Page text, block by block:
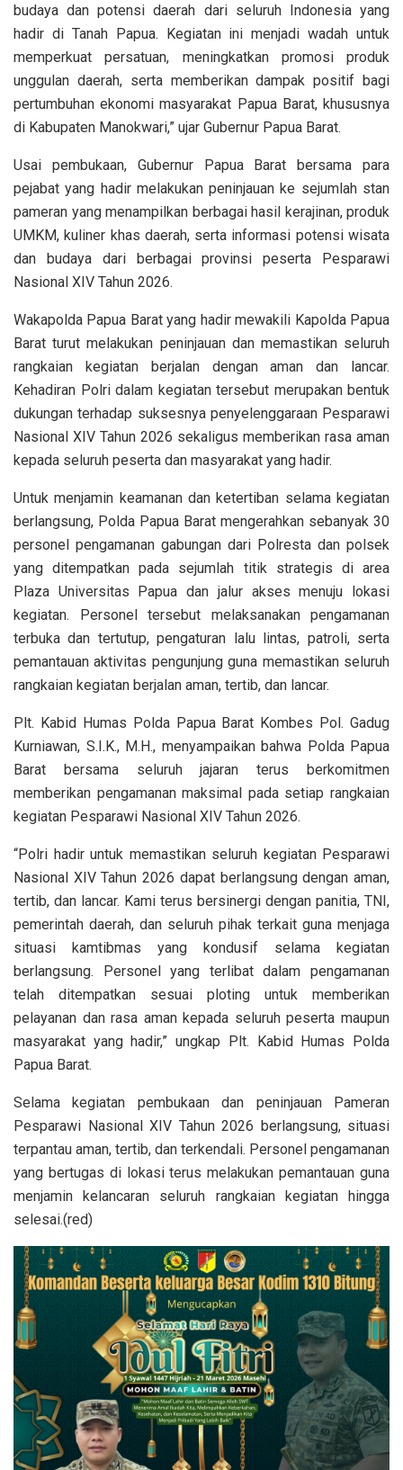
budaya dan potensi daerah dari seluruh Indonesia yang
hadir di Tanah Papua. Kegiatan ini menjadi wadah untuk
memperkuat persatuan, meningkatkan promosi produk
unggulan daerah, serta memberikan dampak positif bagi
pertumbuhan ekonomi masyarakat Papua Barat, khususnya
di Kabupaten Manokwari,” ujar Gubernur Papua Barat.
Usai pembukaan, Gubernur Papua Barat bersama para
pejabat yang hadir melakukan peninjauan ke sejumlah stan
pameran yang menampilkan berbagai hasil kerajinan, produk
UMKM, kuliner khas daerah, serta informasi potensi wisata
dan budaya dari berbagai provinsi peserta Pesparawi
Nasional XIV Tahun 2026.
Wakapolda Papua Barat yang hadir mewakili Kapolda Papua
Barat turut melakukan peninjauan dan memastikan seluruh
rangkaian kegiatan berjalan dengan aman dan lancar.
Kehadiran Polri dalam kegiatan tersebut merupakan bentuk
dukungan terhadap suksesnya penyelenggaraan Pesparawi
Nasional XIV Tahun 2026 sekaligus memberikan rasa aman
kepada seluruh peserta dan masyarakat yang hadir.
Untuk menjamin keamanan dan ketertiban selama kegiatan
berlangsung, Polda Papua Barat mengerahkan sebanyak 30
personel pengamanan gabungan dari Polresta dan polsek
yang ditempatkan pada sejumlah titik strategis di area
Plaza Universitas Papua dan jalur akses menuju lokasi
kegiatan. Personel tersebut melaksanakan pengamanan
terbuka dan tertutup, pengaturan lalu lintas, patroli, serta
pemantauan aktivitas pengunjung guna memastikan seluruh
rangkaian kegiatan berjalan aman, tertib, dan lancar.
Plt. Kabid Humas Polda Papua Barat Kombes Pol. Gadug
Kurniawan, S.I.K., M.H., menyampaikan bahwa Polda Papua
Barat bersama seluruh jajaran terus berkomitmen
memberikan pengamanan maksimal pada setiap rangkaian
kegiatan Pesparawi Nasional XIV Tahun 2026.
“Polri hadir untuk memastikan seluruh kegiatan Pesparawi
Nasional XIV Tahun 2026 dapat berlangsung dengan aman,
tertib, dan lancar. Kami terus bersinergi dengan panitia, TNI,
pemerintah daerah, dan seluruh pihak terkait guna menjaga
situasi kamtibmas yang kondusif selama kegiatan
berlangsung. Personel yang terlibat dalam pengamanan
telah ditempatkan sesuai ploting untuk memberikan
pelayanan dan rasa aman kepada seluruh peserta maupun
masyarakat yang hadir,” ungkap Plt. Kabid Humas Polda
Papua Barat.
Selama kegiatan pembukaan dan peninjauan Pameran
Pesparawi Nasional XIV Tahun 2026 berlangsung, situasi
terpantau aman, tertib, dan terkendali. Personel pengamanan
yang bertugas di lokasi terus melakukan pemantauan guna
menjamin kelancaran seluruh rangkaian kegiatan hingga
selesai.(red)